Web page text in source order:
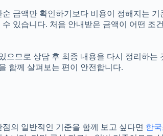
금액만 확인하기보다 비용이 정해지는
있습니다. 처음 안내받은 금액이 어떤 조
므로 상담 후 최종 내용을 다시 정리하
함께 살펴보는 편이 안전합니다.
의 일반적인 기준을 함께 보고 싶다면 한